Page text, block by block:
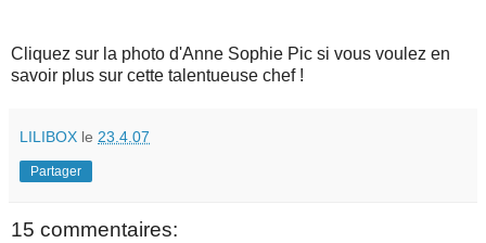
Cliquez sur la photo d'Anne Sophie Pic si vous voulez en
savoir plus sur cette talentueuse chef !
LILIBOX le 23.4.07
Partager
15 commentaires: